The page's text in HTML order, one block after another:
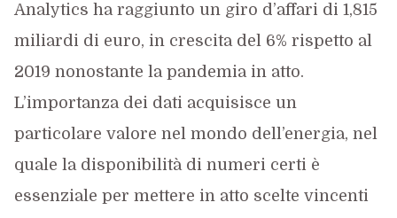
Analytics ha raggiunto un giro d’affari di 1,815
miliardi di euro, in crescita del 6% rispetto al
2019 nonostante la pandemia in atto.
L’importanza dei dati acquisisce un
particolare valore nel mondo dell’energia, nel
quale la disponibilità di numeri certi è
essenziale per mettere in atto scelte vincenti